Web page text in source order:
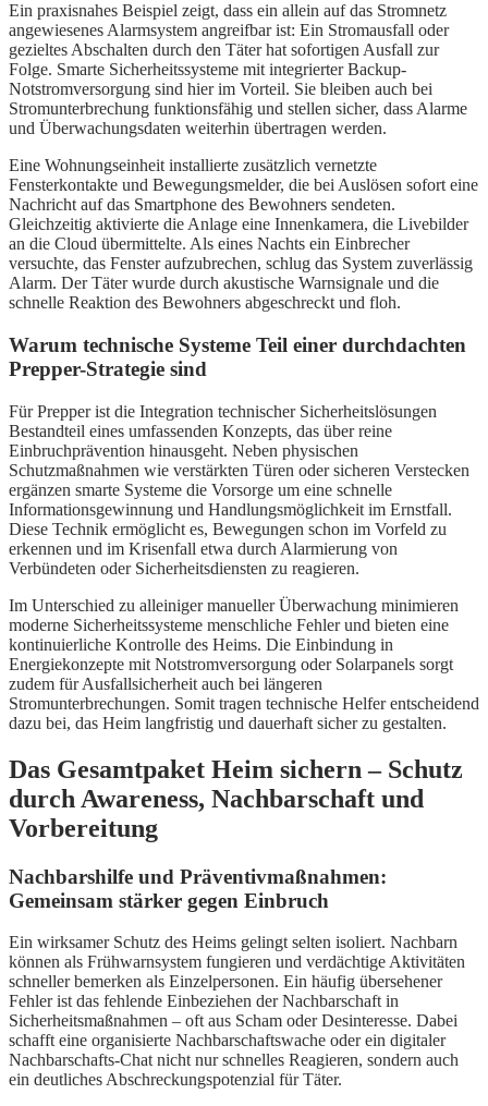
Ein praxisnahes Beispiel zeigt, dass ein allein auf das Stromnetz
angewiesenes Alarmsystem angreifbar ist: Ein Stromausfall oder
gezieltes Abschalten durch den Täter hat sofortigen Ausfall zur
Folge. Smarte Sicherheitssysteme mit integrierter Backup-
Notstromversorgung sind hier im Vorteil. Sie bleiben auch bei
Stromunterbrechung funktionsfähig und stellen sicher, dass Alarme
und Überwachungsdaten weiterhin übertragen werden.
Eine Wohnungseinheit installierte zusätzlich vernetzte
Fensterkontakte und Bewegungsmelder, die bei Auslösen sofort eine
Nachricht auf das Smartphone des Bewohners sendeten.
Gleichzeitig aktivierte die Anlage eine Innenkamera, die Livebilder
an die Cloud übermittelte. Als eines Nachts ein Einbrecher
versuchte, das Fenster aufzubrechen, schlug das System zuverlässig
Alarm. Der Täter wurde durch akustische Warnsignale und die
schnelle Reaktion des Bewohners abgeschreckt und floh.
Warum technische Systeme Teil einer durchdachten
Prepper-Strategie sind
Für Prepper ist die Integration technischer Sicherheitslösungen
Bestandteil eines umfassenden Konzepts, das über reine
Einbruchprävention hinausgeht. Neben physischen
Schutzmaßnahmen wie verstärkten Türen oder sicheren Verstecken
ergänzen smarte Systeme die Vorsorge um eine schnelle
Informationsgewinnung und Handlungsmöglichkeit im Ernstfall.
Diese Technik ermöglicht es, Bewegungen schon im Vorfeld zu
erkennen und im Krisenfall etwa durch Alarmierung von
Verbündeten oder Sicherheitsdiensten zu reagieren.
Im Unterschied zu alleiniger manueller Überwachung minimieren
moderne Sicherheitssysteme menschliche Fehler und bieten eine
kontinuierliche Kontrolle des Heims. Die Einbindung in
Energiekonzepte mit Notstromversorgung oder Solarpanels sorgt
zudem für Ausfallsicherheit auch bei längeren
Stromunterbrechungen. Somit tragen technische Helfer entscheidend
dazu bei, das Heim langfristig und dauerhaft sicher zu gestalten.
Das Gesamtpaket Heim sichern – Schutz
durch Awareness, Nachbarschaft und
Vorbereitung
Nachbarshilfe und Präventivmaßnahmen:
Gemeinsam stärker gegen Einbruch
Ein wirksamer Schutz des Heims gelingt selten isoliert. Nachbarn
können als Frühwarnsystem fungieren und verdächtige Aktivitäten
schneller bemerken als Einzelpersonen. Ein häufig übersehener
Fehler ist das fehlende Einbeziehen der Nachbarschaft in
Sicherheitsmaßnahmen – oft aus Scham oder Desinteresse. Dabei
schafft eine organisierte Nachbarschaftswache oder ein digitaler
Nachbarschafts-Chat nicht nur schnelles Reagieren, sondern auch
ein deutliches Abschreckungspotenzial für Täter.